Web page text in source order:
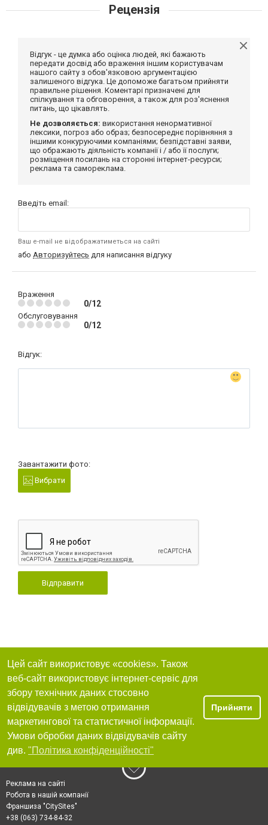
Рецензія
Відгук - це думка або оцінка людей, які бажають
передати досвід або враження іншим користувачам
нашого сайту з обов'язковою аргументацією
залишеного відгука. Це допоможе багатьом прийняти
правильне рішення. Коментарі призначені для
спілкування та обговорення, а також для роз'яснення
питань, що цікавлять.
Не дозволяється: використання ненормативної
лексики, погроз або образ; безпосереднє порівняння з
іншими конкуруючими компаніями; безпідставні заяви,
що ображають діяльність компанії і / або її послуги;
розміщення посилань на сторонні інтернет-ресурси;
реклама та самореклама.
Введіть email:
Ваш e-mail не відображатиметься на сайті
або Авторизуйтесь для написання відгуку
Враження
0/12
Обслуговування
0/12
Відгук:
Завантажити фото:
Вибрати
Відправити
Цей сайт використовує «cookies». Також
веб-сайт використовує інтернет-сервіс для
збору технічних даних стосовно
відвідувачів з метою отримання
маркетингової та статистичної інформації.
Умови обробки даних відвідувачів сайту
див. "Політика конфіденційності"
Прийняти
Реклама на сайті
Робота в нашій компанії
Франшиза "CitySites"
+38 (063) 734-84-32